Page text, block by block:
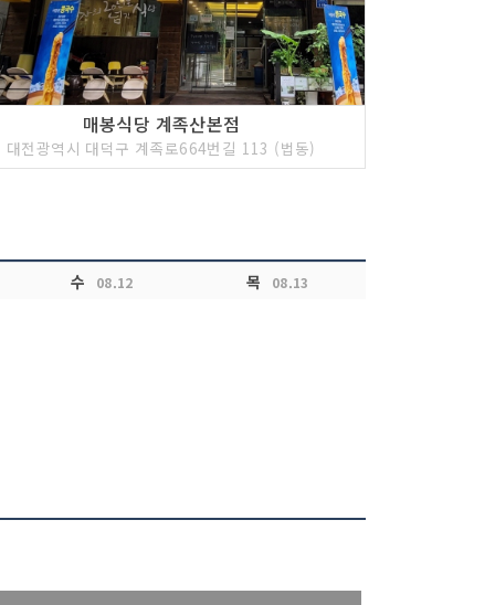
매봉식당 계족산본점
대전광역시 대덕구 계족로664번길 113 (법동)
수 08.12 목 08.13